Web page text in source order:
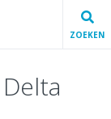
ZOEKEN